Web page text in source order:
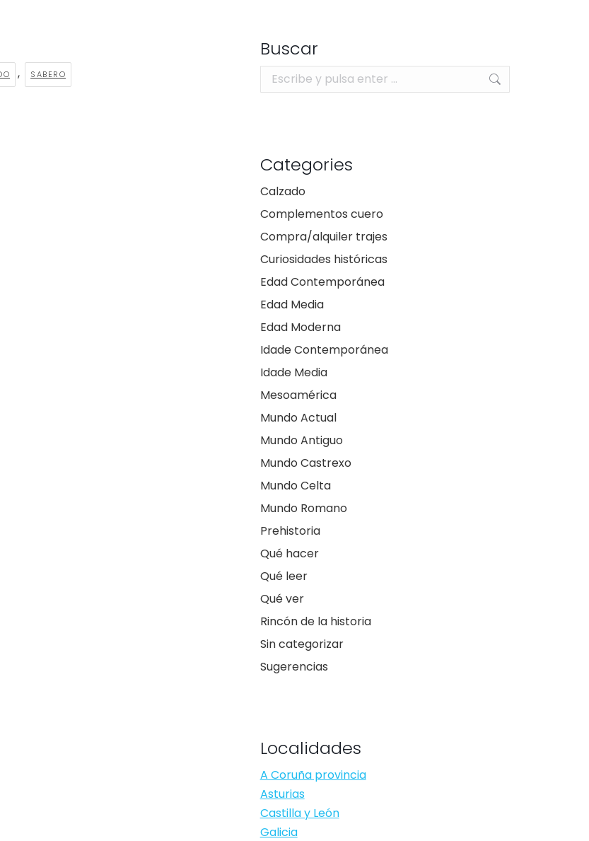
, SABERO
Buscar
Buscar:
Categories
Calzado
Complementos cuero
Compra/alquiler trajes
Curiosidades históricas
Edad Contemporánea
Edad Media
Edad Moderna
Idade Contemporánea
Idade Media
Mesoamérica
Mundo Actual
Mundo Antiguo
Mundo Castrexo
Mundo Celta
Mundo Romano
Prehistoria
Qué hacer
Qué leer
Qué ver
Rincón de la historia
Sin categorizar
Sugerencias
Localidades
A Coruña provincia
Asturias
Castilla y León
Galicia